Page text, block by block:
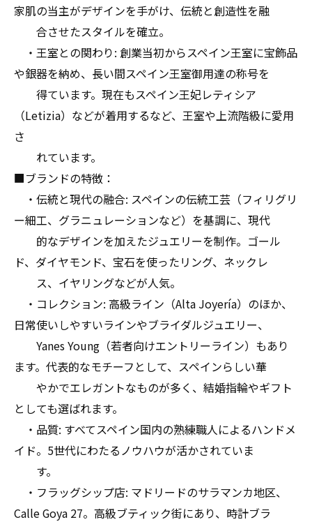
家肌の当主がデザインを手がけ、伝統と創造性を融
合させたスタイルを確立。
・王室との関わり: 創業当初からスペイン王室に宝飾品
や銀器を納め、長い間スペイン王室御用達の称号を
得ています。現在もスペイン王妃レティシア
（Letizia）などが着用するなど、王室や上流階級に愛用
さ
れています。
■ブランドの特徴：
・伝統と現代の融合: スペインの伝統工芸（フィリグリ
ー細工、グラニュレーションなど）を基調に、現代
的なデザインを加えたジュエリーを制作。ゴール
ド、ダイヤモンド、宝石を使ったリング、ネックレ
ス、イヤリングなどが人気。
・コレクション: 高級ライン（Alta Joyería）のほか、
日常使いしやすいラインやブライダルジュエリー、
Yanes Young（若者向けエントリーライン）もあり
ます。代表的なモチーフとして、スペインらしい華
やかでエレガントなものが多く、結婚指輪やギフト
としても選ばれます。
・品質: すべてスペイン国内の熟練職人によるハンドメ
イド。5世代にわたるノウハウが活かされていま
す。
・フラッグシップ店: マドリードのサラマンカ地区、
Calle Goya 27。高級ブティック街にあり、時計ブラ